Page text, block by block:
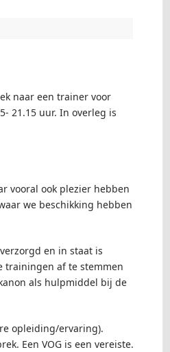
naar een trainer voor
21.15 uur. In overleg is
vooral ook plezier hebben
we beschikking hebben
en in staat is
trainingen af te stemmen
als hulpmiddel bij de
opleiding/ervaring).
Een VOG is een vereiste.